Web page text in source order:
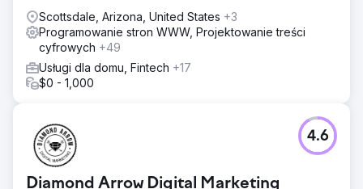
Scottsdale, Arizona, United States +3
Programowanie stron WWW, Projektowanie treści
cyfrowych +49
Usługi dla domu, Fintech +17
$0 - 1,000
Diamond Arrow Digital Marketing
4.6